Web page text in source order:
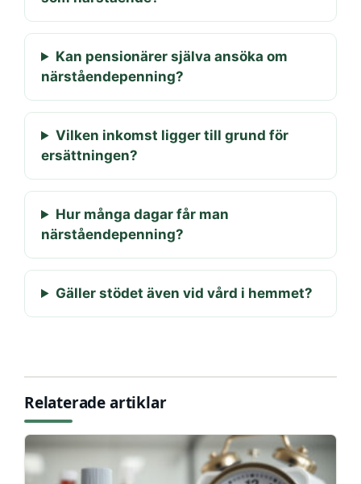
Kan pensionärer själva ansöka om
närståendepenning?
Vilken inkomst ligger till grund för
ersättningen?
Hur många dagar får man
närståendepenning?
Gäller stödet även vid vård i hemmet?
Relaterade artiklar